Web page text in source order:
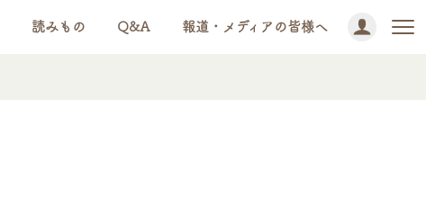
読みもの Q&A 報道・メディアの皆様へ